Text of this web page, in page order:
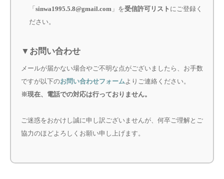
「sinwa1995.5.8@gmail.com 」を受信許可リスト にご登録く
ださい。
▼お問い合わせ
メールが届かない場合やご不明な点がございましたら、お手数
ですが以下のお問い合わせフォーム よりご連絡ください。
※現在、電話での対応は行っておりません。
ご迷惑をおかけし誠に申し訳ございませんが、何卒ご理解とご
協力のほどよろしくお願い申し上げます。